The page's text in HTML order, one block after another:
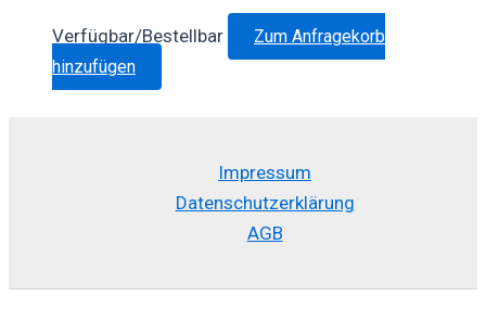
Verfügbar/Bestellbar
Zum Anfragekorb
hinzufügen
Impressum
Datenschutzerklärung
AGB